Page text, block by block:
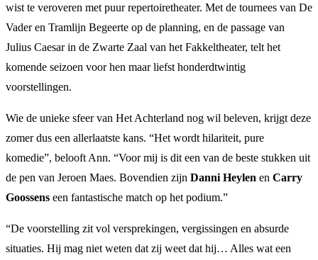
wist te veroveren met puur repertoiretheater. Met de tournees van De
Vader en Tramlijn Begeerte op de planning, en de passage van
Julius Caesar in de Zwarte Zaal van het Fakkeltheater, telt het
komende seizoen voor hen maar liefst honderdtwintig
voorstellingen.
Wie de unieke sfeer van Het Achterland nog wil beleven, krijgt deze
zomer dus een allerlaatste kans. “Het wordt hilariteit, pure
komedie”, belooft Ann. “Voor mij is dit een van de beste stukken uit
de pen van Jeroen Maes. Bovendien zijn Danni Heylen en Carry
Goossens een fantastische match op het podium.”
“De voorstelling zit vol versprekingen, vergissingen en absurde
situaties. Hij mag niet weten dat zij weet dat hij… Alles wat een